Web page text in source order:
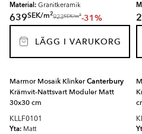
Material: Granitkeramik
639SEK/m2
923SEK/m2-31%
LÄGG I VARUKORG
Marmor Mosaik KlinkerCanterbury
Krämvit-Nattsvart Moduler Matt
30x30 cm
KLLF0101
Yta: Matt